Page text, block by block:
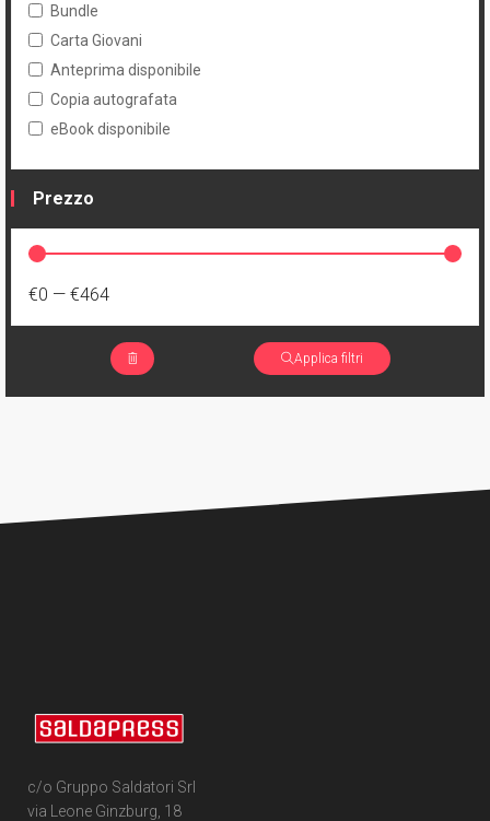
Bundle
Carta Giovani
Anteprima disponibile
Copia autografata
eBook disponibile
Prezzo
€0 — €464
Applica filtri
c/o Gruppo Saldatori Srl
via Leone Ginzburg, 18